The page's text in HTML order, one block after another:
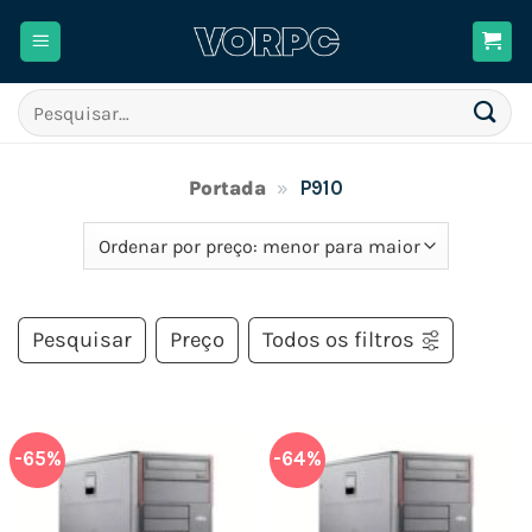
Pesquisar
por:
Portada » P910
Pesquisar Preço Todos os filtros
-65% -64%